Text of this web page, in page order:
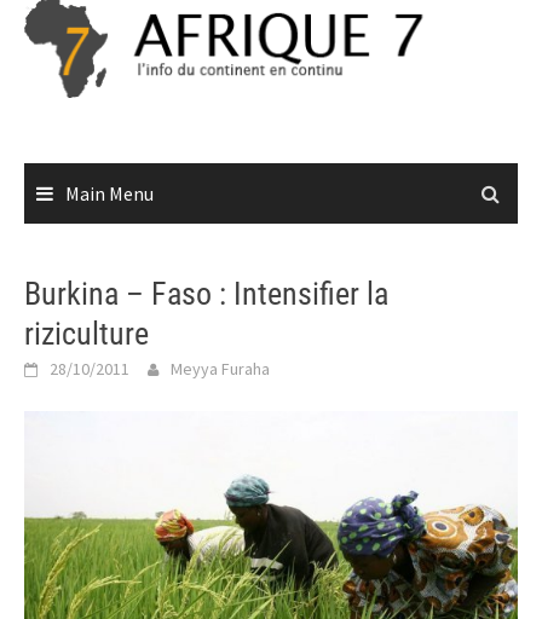
Skip
content
Main Menu
Burkina – Faso : Intensifier la
riziculture
28/10/2011 Meyya Furaha